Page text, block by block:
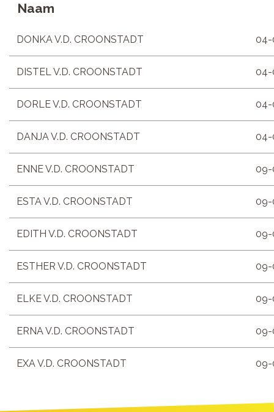
Naam
DONKA V.D. CROONSTADT 04-
DISTEL V.D. CROONSTADT 04-
DORLE V.D. CROONSTADT 04-
DANJA V.D. CROONSTADT 04-
ENNE V.D. CROONSTADT 09-
ESTA V.D. CROONSTADT 09-
EDITH V.D. CROONSTADT 09-
ESTHER V.D. CROONSTADT 09-
ELKE V.D. CROONSTADT 09-
ERNA V.D. CROONSTADT 09-
EXA V.D. CROONSTADT 09-